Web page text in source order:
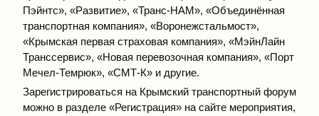
Пэйнтс», «Развитие», «Транс-НАМ», «Объединённая
транспортная компания», «Воронежстальмост»,
«Крымская первая страховая компания», «МэйнЛайн
Транссервис», «Новая перевозочная компания», «Порт
Мечел-Темрюк», «СМТ-К» и другие.
Зарегистрироваться на Крымский транспортный форум
можно в разделе «Регистрация» на сайте мероприятия,